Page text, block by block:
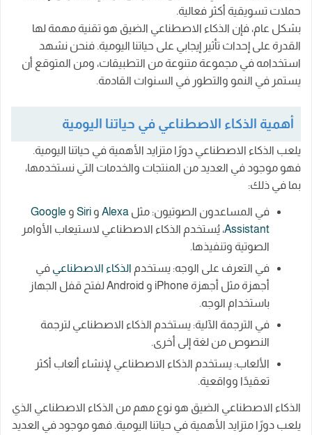
2- تطبيقات الذكاء الاصطناعي الضيق في الهواتف
الذكية:
الخاتمة
حملات تسويقية أكثر فعالية.
بشكل عام، فإن الذكاء الاصطناعي الضيق هو تقنية مهمة لها
القدرة على إحداث تأثير إيجابي على حياتنا اليومية. فنحن نشهد
استخدامه في مجموعة متنوعة من التطبيقات، ومن المتوقع أن
يستمر في النمو والتطور في السنوات القادمة.
أهمية الذكاء الاصطناعي في حياتنا اليومية
يلعب الذكاء الاصطناعي دورًا متزايد الأهمية في حياتنا اليومية.
فهو موجود في العديد من المنتجات والخدمات التي نستخدمها،
بما في ذلك:
في المساعدون الصوتيون: مثل Alexa و Siri و Google
Assistant، يُستخدم الذكاء الاصطناعي لاستيعاب الأوامر
الصوتية وتنفيذها.
في التعرف على الوجه: يستخدم الذكاء الاصطناعي في
أجهزة مثل أجهزة iPhone و Android لفتح قفل الجهاز
باستخدام الوجه.
في الترجمة الآلية: يستخدم الذكاء الاصطناعي لترجمة
النصوص من لغة إلى أخرى.
الألعاب: يستخدم الذكاء الاصطناعي لإنشاء ألعاب أكثر
تعقيدًا وواقعية.
الذكاء الاصطناعي الضيق هو نوع مهم من الذكاء الاصطناعي الذي
يلعب دورًا متزايد الأهمية في حياتنا اليومية. فهو موجود في العديد